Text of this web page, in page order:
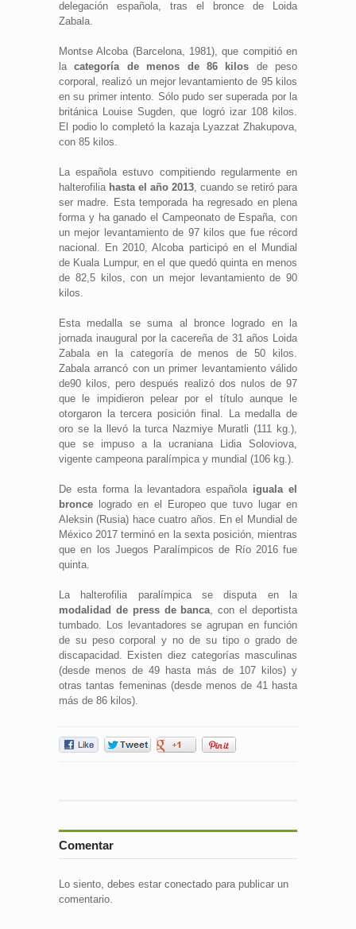
delegación española, tras el bronce de Loida
Zabala.
Montse Alcoba (Barcelona, 1981), que compitió en
lacategoría de menos de 86 kilos de peso
corporal, realizó un mejor levantamiento de 95 kilos
en su primer intento. Sólo pudo ser superada por la
británica Louise Sugden, que logró izar 108 kilos.
El podio lo completó la kazaja Lyazzat Zhakupova,
con 85 kilos.
La española estuvo compitiendo regularmente en
halterofilia hasta el año 2013, cuando se retiró para
ser madre. Esta temporada ha regresado en plena
forma y ha ganado el Campeonato de España, con
un mejor levantamiento de 97 kilos que fue récord
nacional. En 2010, Alcoba participó en el Mundial
de Kuala Lumpur, en el que quedó quinta en menos
de 82,5 kilos, con un mejor levantamiento de 90
kilos.
Esta medalla se suma al bronce logrado en la
jornada inaugural por la cacereña de 31 años Loida
Zabala en la categoría de menos de 50 kilos.
Zabala arrancó con un primer levantamiento válido
de90 kilos, pero después realizó dos nulos de 97
que le impidieron pelear por el título aunque le
otorgaron la tercera posición final. La medalla de
oro se la llevó la turca Nazmiye Muratli (111 kg.),
que se impuso a la ucraniana Lidia Soloviova,
vigente campeona paralímpica y mundial (106 kg.).
De esta forma la levantadora españolaiguala el
bronce logrado en el Europeo que tuvo lugar en
Aleksin (Rusia) hace cuatro años. En el Mundial de
México 2017 terminó en la sexta posición, mientras
que en los Juegos Paralímpicos de Río 2016 fue
quinta.
La halterofilia paralímpica se disputa en la
modalidad de press de banca, con el deportista
tumbado. Los levantadores se agrupan en función
de su peso corporal y no de su tipo o grado de
discapacidad. Existen diez categorías masculinas
(desde menos de 49 hasta más de 107 kilos) y
otras tantas femeninas (desde menos de 41 hasta
más de 86 kilos).
Comentar
Lo siento, debes estar conectado para publicar un
comentario.